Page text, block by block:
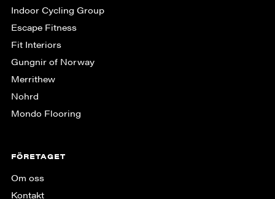
Indoor Cycling Group
Escape Fitness
Fit Interiors
Gungnir of Norway
Merrithew
Nohrd
Mondo Flooring
FÖRETAGET
Om oss
Kontakt